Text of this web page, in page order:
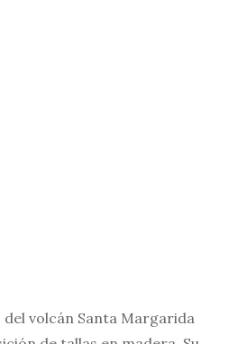
del volcán Santa Margarida